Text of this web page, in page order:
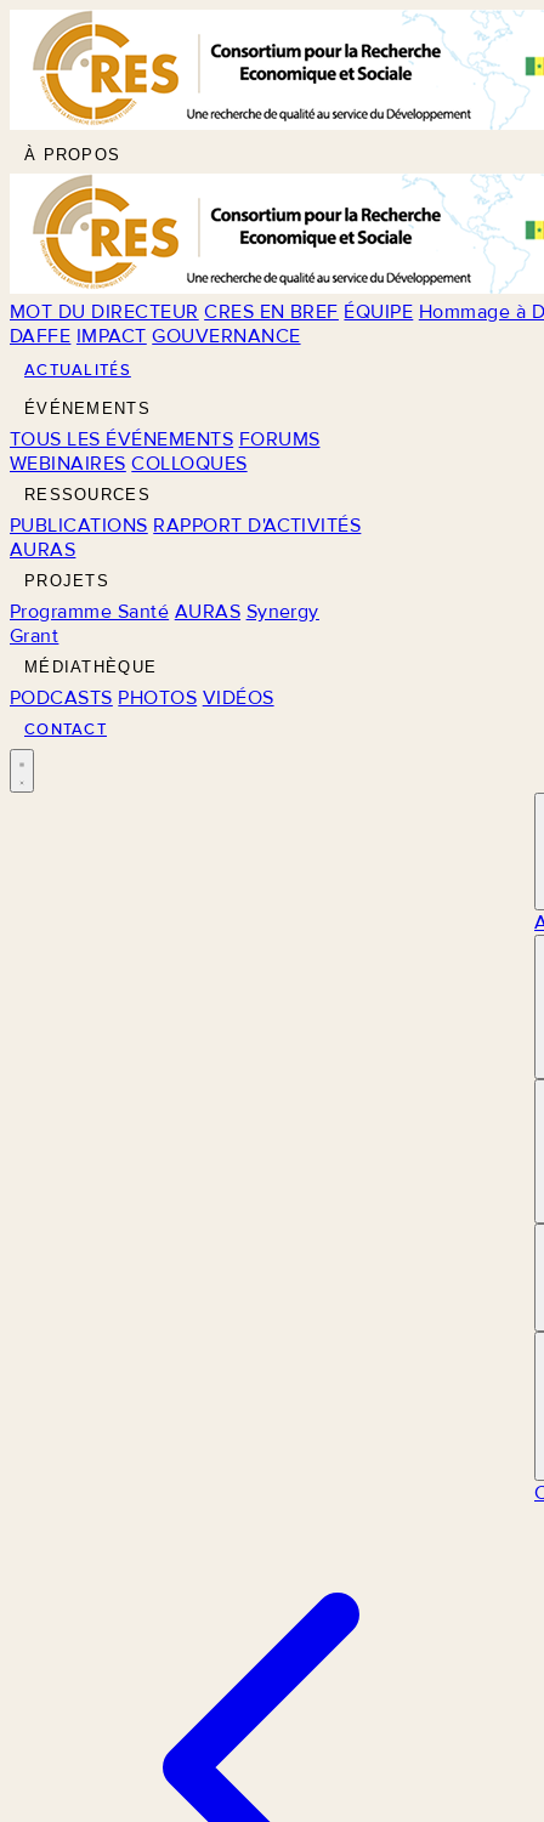
À PROPOS
MOT DU DIRECTEUR CRES EN BREF ÉQUIPE Hommage à
DAFFE IMPACT GOUVERNANCE
ACTUALITÉS
ÉVÉNEMENTS
TOUS LES ÉVÉNEMENTS FORUMS
WEBINAIRES COLLOQUES
RESSOURCES
PUBLICATIONS RAPPORT D'ACTIVITÉS
AURAS
PROJETS
Programme Santé AURAS Synergy
Grant
MÉDIATHÈQUE
PODCASTS PHOTOS VIDÉOS
CONTACT